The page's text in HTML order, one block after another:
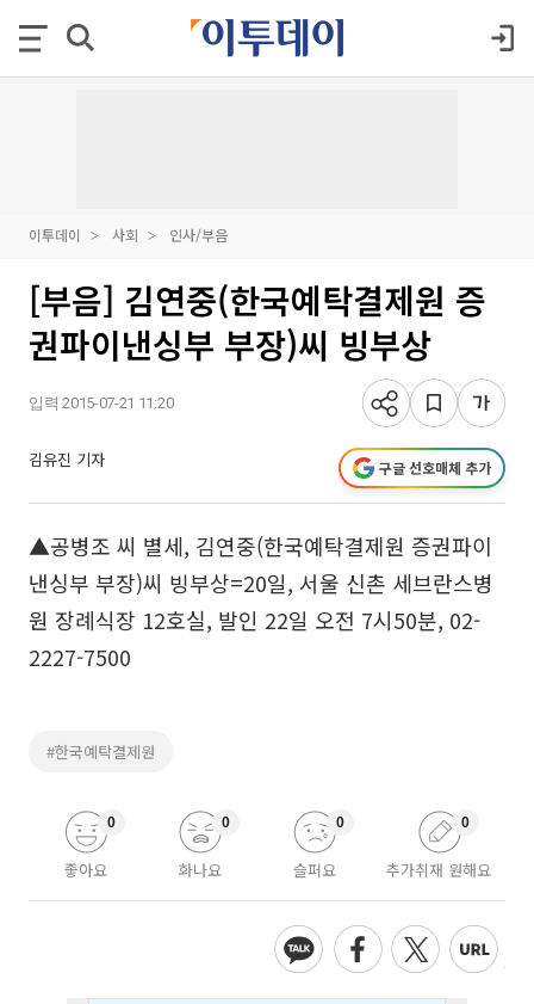
이투데이 사회 인사/부음
[부음] 김연중(한국예탁결제원 증
권파이낸싱부 부장)씨 빙부상
입력 2015-07-21 11:20
김유진 기자 구글 선호매체 추가
▲공병조 씨 별세, 김연중(한국예탁결제원 증권파이
낸싱부 부장)씨 빙부상=20일, 서울 신촌 세브란스병
원 장례식장 12호실, 발인 22일 오전 7시50분, 02-
2227-7500
#한국예탁결제원
좋아요
0
화나요
0
슬퍼요
0
추가취재 원해요
0